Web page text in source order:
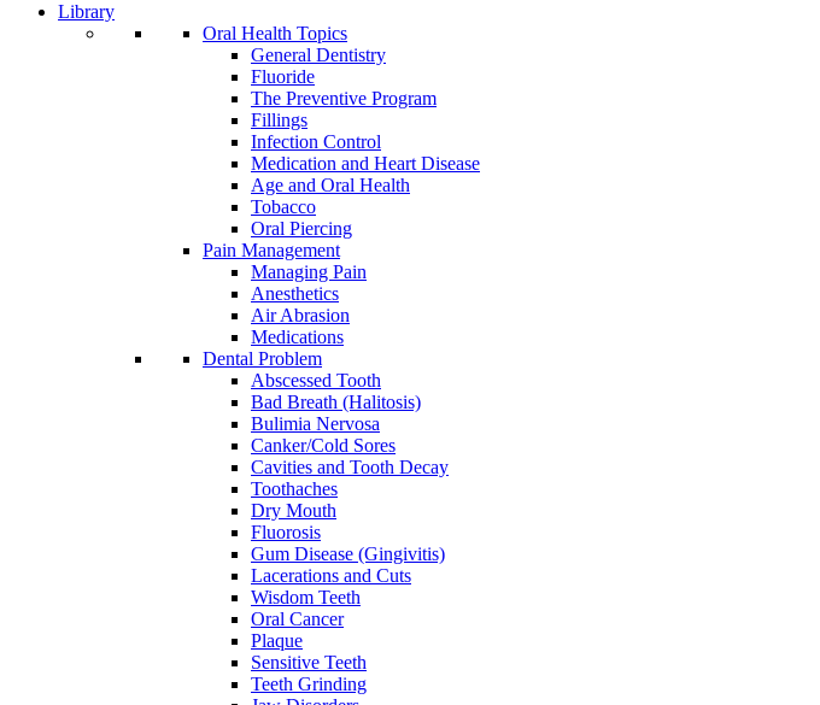
Library
Oral Health Topics
General Dentistry
Fluoride
The Preventive Program
Fillings
Infection Control
Medication and Heart Disease
Age and Oral Health
Tobacco
Oral Piercing
Pain Management
Managing Pain
Anesthetics
Air Abrasion
Medications
Dental Problem
Abscessed Tooth
Bad Breath (Halitosis)
Bulimia Nervosa
Canker/Cold Sores
Cavities and Tooth Decay
Toothaches
Dry Mouth
Fluorosis
Gum Disease (Gingivitis)
Lacerations and Cuts
Wisdom Teeth
Oral Cancer
Plaque
Sensitive Teeth
Teeth Grinding